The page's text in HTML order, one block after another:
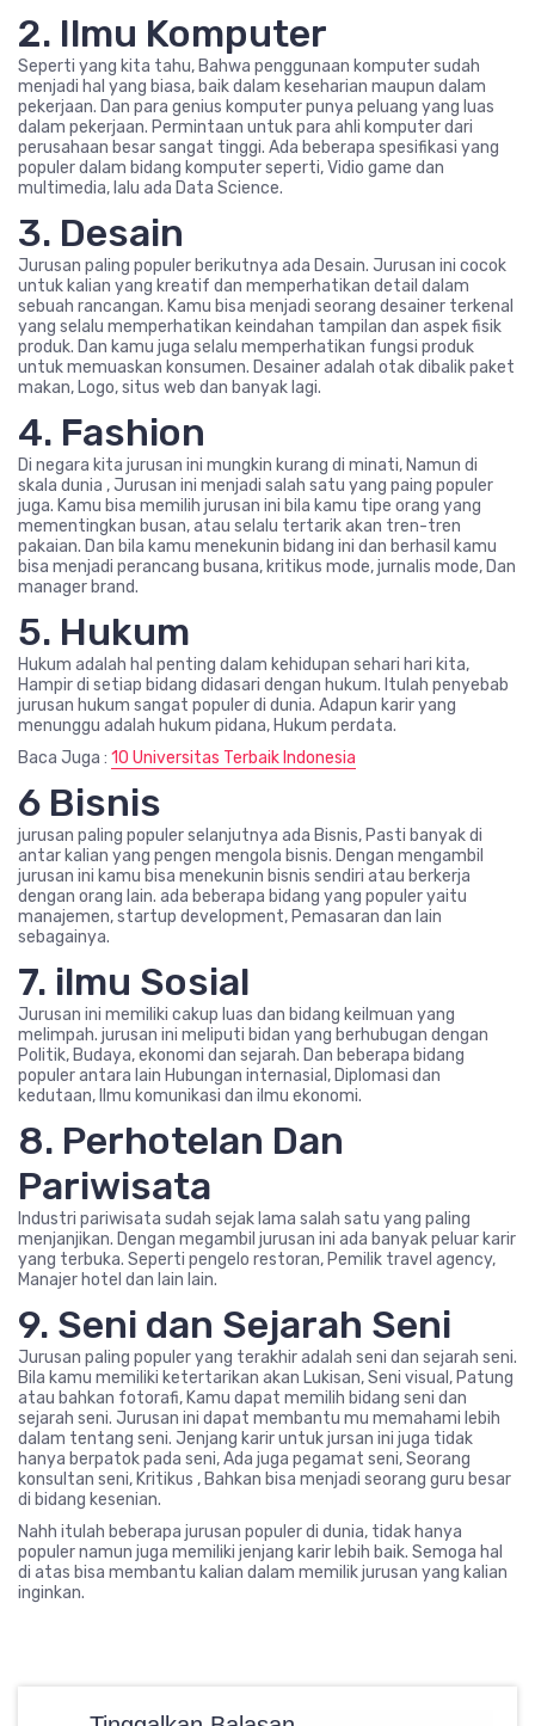
2. Ilmu Komputer
Seperti yang kita tahu, Bahwa penggunaan komputer sudah
menjadi hal yang biasa, baik dalam keseharian maupun dalam
pekerjaan. Dan para genius komputer punya peluang yang luas
dalam pekerjaan. Permintaan untuk para ahli komputer dari
perusahaan besar sangat tinggi. Ada beberapa spesifikasi yang
populer dalam bidang komputer seperti, Vidio game dan
multimedia, lalu ada Data Science.
3. Desain
Jurusan paling populer berikutnya ada Desain. Jurusan ini cocok
untuk kalian yang kreatif dan memperhatikan detail dalam
sebuah rancangan. Kamu bisa menjadi seorang desainer terkenal
yang selalu memperhatikan keindahan tampilan dan aspek fisik
produk. Dan kamu juga selalu memperhatikan fungsi produk
untuk memuaskan konsumen. Desainer adalah otak dibalik paket
makan, Logo, situs web dan banyak lagi.
4. Fashion
Di negara kita jurusan ini mungkin kurang di minati, Namun di
skala dunia , Jurusan ini menjadi salah satu yang paing populer
juga. Kamu bisa memilih jurusan ini bila kamu tipe orang yang
mementingkan busan, atau selalu tertarik akan tren-tren
pakaian. Dan bila kamu menekunin bidang ini dan berhasil kamu
bisa menjadi perancang busana, kritikus mode, jurnalis mode, Dan
manager brand.
5. Hukum
Hukum adalah hal penting dalam kehidupan sehari hari kita,
Hampir di setiap bidang didasari dengan hukum. Itulah penyebab
jurusan hukum sangat populer di dunia. Adapun karir yang
menunggu adalah hukum pidana, Hukum perdata.
Baca Juga : 10 Universitas Terbaik Indonesia
6 Bisnis
jurusan paling populer selanjutnya ada Bisnis, Pasti banyak di
antar kalian yang pengen mengola bisnis. Dengan mengambil
jurusan ini kamu bisa menekunin bisnis sendiri atau berkerja
dengan orang lain. ada beberapa bidang yang populer yaitu
manajemen, startup development, Pemasaran dan lain
sebagainya.
7. ilmu Sosial
Jurusan ini memiliki cakup luas dan bidang keilmuan yang
melimpah. jurusan ini meliputi bidan yang berhubugan dengan
Politik, Budaya, ekonomi dan sejarah. Dan beberapa bidang
populer antara lain Hubungan internasial, Diplomasi dan
kedutaan, Ilmu komunikasi dan ilmu ekonomi.
8. Perhotelan Dan
Pariwisata
Industri pariwisata sudah sejak lama salah satu yang paling
menjanjikan. Dengan megambil jurusan ini ada banyak peluar karir
yang terbuka. Seperti pengelo restoran, Pemilik travel agency,
Manajer hotel dan lain lain.
9. Seni dan Sejarah Seni
Jurusan paling populer yang terakhir adalah seni dan sejarah seni.
Bila kamu memiliki ketertarikan akan Lukisan, Seni visual, Patung
atau bahkan fotorafi, Kamu dapat memilih bidang seni dan
sejarah seni. Jurusan ini dapat membantu mu memahami lebih
dalam tentang seni. Jenjang karir untuk jursan ini juga tidak
hanya berpatok pada seni, Ada juga pegamat seni, Seorang
konsultan seni, Kritikus , Bahkan bisa menjadi seorang guru besar
di bidang kesenian.
Nahh itulah beberapa jurusan populer di dunia, tidak hanya
populer namun juga memiliki jenjang karir lebih baik. Semoga hal
di atas bisa membantu kalian dalam memilik jurusan yang kalian
inginkan.